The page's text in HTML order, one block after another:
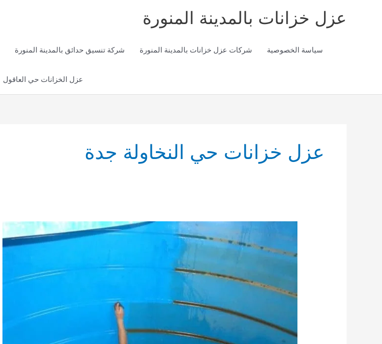
عزل خزانات بالمدينة المنورة
سياسة الخصوصية شركات عزل خزانات بالمدينة المنورة شركة تنسيق حدائق بالمدينة المنورة
عزل الخزانات حي العاقول
عزل خزانات حي النخاولة جدة